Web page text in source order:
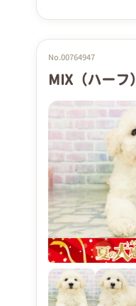
No.00764947
MIX（ハーフ）